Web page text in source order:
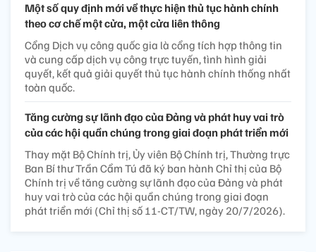
Một số quy định mới về thực hiện thủ tục hành chính
theo cơ chế một cửa, một cửa liên thông
Cổng Dịch vụ công quốc gia là cổng tích hợp thông tin
và cung cấp dịch vụ công trực tuyến, tình hình giải
quyết, kết quả giải quyết thủ tục hành chính thống nhất
toàn quốc.
Tăng cường sự lãnh đạo của Đảng và phát huy vai trò
của các hội quần chúng trong giai đoạn phát triển mới
Thay mặt Bộ Chính trị, Ủy viên Bộ Chính trị, Thường trực
Ban Bí thư Trần Cẩm Tú đã ký ban hành Chỉ thị của Bộ
Chính trị về tăng cường sự lãnh đạo của Đảng và phát
huy vai trò của các hội quần chúng trong giai đoạn
phát triển mới (Chỉ thị số 11-CT/TW, ngày 20/7/2026).